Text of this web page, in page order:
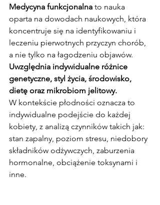
Medycyna funkcjonalna to nauka
oparta na dowodach naukowych, która
koncentruje się na identyfikowaniu i
leczeniu pierwotnych przyczyn chorób,
a nie tylko na łagodzeniu objawów.
Uwzględnia indywidualne różnice
genetyczne, styl życia, środowisko,
dietę oraz mikrobiom jelitowy.
W kontekście płodności oznacza to
indywidualne podejście do każdej
kobiety, z analizą czynników takich jak:
stan zapalny, poziom stresu, niedobory
składników odżywczych, zaburzenia
hormonalne, obciążenie toksynami i
inne.